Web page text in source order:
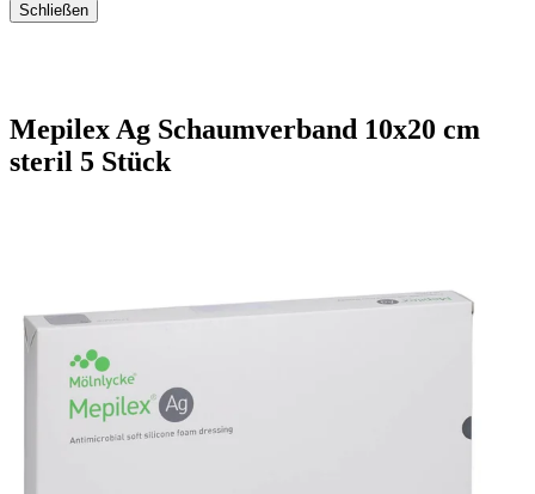
Schließen
Mepilex Ag Schaumverband 10x20 cm
steril 5 Stück